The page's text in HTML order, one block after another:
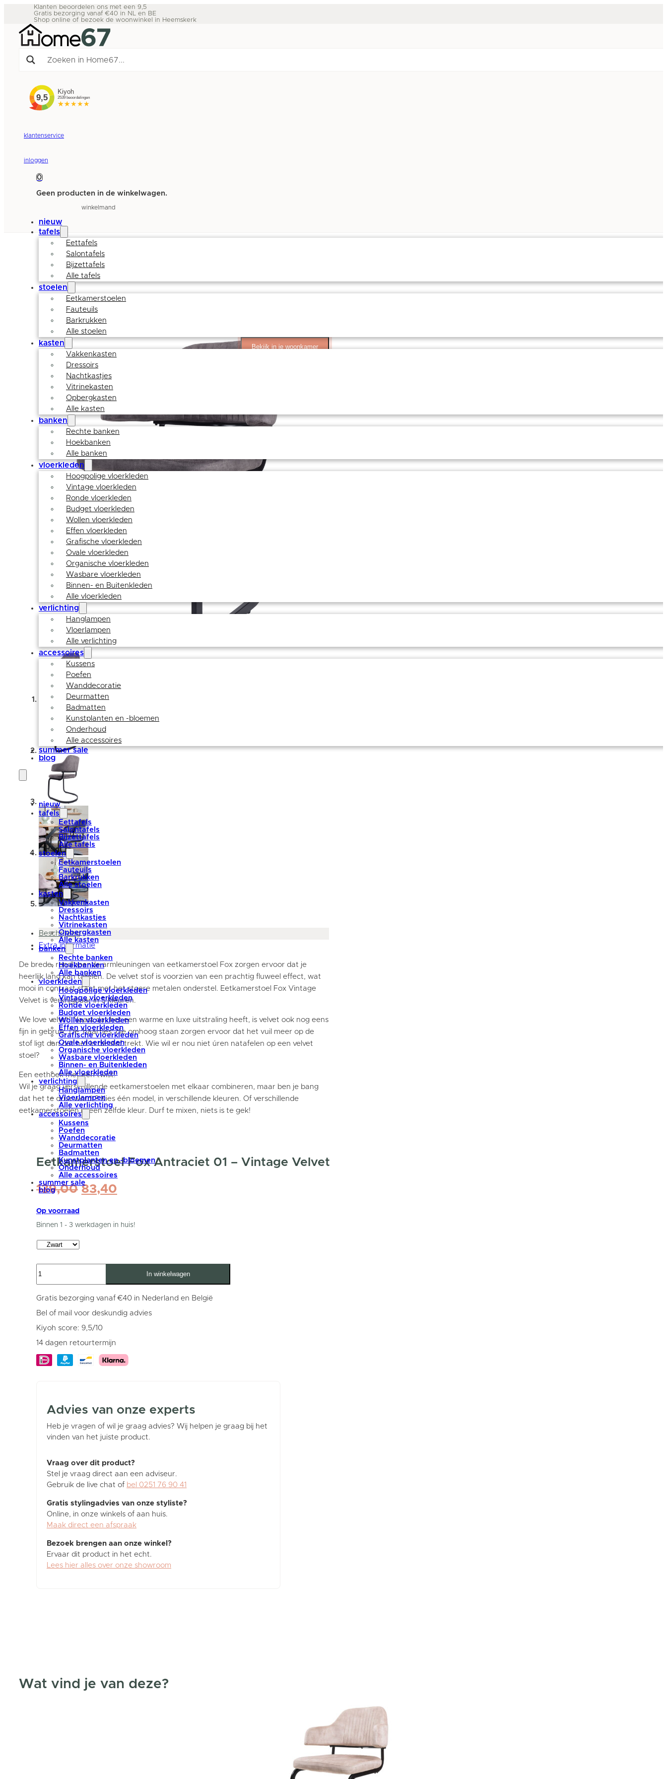
Klanten beoordelen ons met een 9,5
Gratis bezorging vanaf €40 in NL en BE
Shop online of bezoek de woonwinkel in Heemskerk
klantenservice
inloggen
0
Geen producten in de winkelwagen.
winkelmand
nieuw
tafels
Eettafels
Salontafels
Bijzettafels
Alle tafels
stoelen
Eetkamerstoelen
Fauteuils
Barkrukken
Alle stoelen
kasten
Vakkenkasten
Dressoirs
Nachtkastjes
Vitrinekasten
Opbergkasten
Alle kasten
banken
Rechte banken
Hoekbanken
Alle banken
vloerkleden
Hoogpolige vloerkleden
Vintage vloerkleden
Ronde vloerkleden
Budget vloerkleden
Wollen vloerkleden
Effen vloerkleden
Grafische vloerkleden
Ovale vloerkleden
Organische vloerkleden
Wasbare vloerkleden
Binnen- en Buitenkleden
Alle vloerkleden
verlichting
Hanglampen
Vloerlampen
Alle verlichting
accessoires
Kussens
Poefen
Wanddecoratie
Deurmatten
Badmatten
Kunstplanten en -bloemen
Onderhoud
Alle accessoires
summer sale
blog
nieuw
tafels
Eettafels
Salontafels
Bijzettafels
Alle tafels
stoelen
Eetkamerstoelen
Fauteuils
Barkrukken
Alle stoelen
kasten
Vakkenkasten
Dressoirs
Nachtkastjes
Vitrinekasten
Opbergkasten
Alle kasten
banken
Rechte banken
Hoekbanken
Alle banken
vloerkleden
Hoogpolige vloerkleden
Vintage vloerkleden
Ronde vloerkleden
Budget vloerkleden
Wollen vloerkleden
Effen vloerkleden
Grafische vloerkleden
Ovale vloerkleden
Organische vloerkleden
Wasbare vloerkleden
Binnen- en Buitenkleden
Alle vloerkleden
verlichting
Hanglampen
Vloerlampen
Alle verlichting
accessoires
Kussens
Poefen
Wanddecoratie
Deurmatten
Badmatten
Kunstplanten en -bloemen
Onderhoud
Alle accessoires
summer sale
blog
Bekijk in je woonkamer
Beschrijving
Extra informatie
‌De brede, rondlopende armleuningen van eetkamerstoel Fox zorgen ervoor dat je
heerlijk lang kan tafelen. De velvet stof is voorzien van een prachtig fluweel effect, wat
mooi in contrast staat met het stoere metalen onderstel. Eetkamerstoel Fox Vintage
Velvet is verkrijgbaar in 5 kleuren.
We love velvet! Naast dat het een warme en luxe uitstraling heeft, is velvet ook nog eens
fijn in gebruik. De ‘haartjes’ die omhoog staan zorgen ervoor dat het vuil meer op de
stof ligt dan dat het in de stof trekt. Wie wil er nou niet úren natafelen op een velvet
stoel?
Een eethoek met een twist!
Wil je graag verschillende eetkamerstoelen met elkaar combineren, maar ben je bang
dat het te druk wordt? Kies één model, in verschillende kleuren. Of verschillende
eetkamerstoelen in een zelfde kleur. Durf te mixen, niets is te gek!
Eetkamerstoel Fox Antraciet 01 – Vintage Velvet
139,00 Oorspronkelijke
139,00.
83,40
83,40.
Op voorraad
Binnen 1 - 3 werkdagen in huis!
Eetkamerstoel
Fox
-
Velvet
In winkelwagen
Gratis bezorging vanaf €40 in Nederland en België
Bel of mail voor deskundig advies
Kiyoh score: 9,5/10
14 dagen retourtermijn
Advies van onze experts
Heb je vragen of wil je graag advies? Wij helpen je graag bij het
vinden van het juiste product.
Vraag over dit product?
Stel je vraag direct aan een adviseur.
Gebruik de live chat of bel 0251 76 90 41
Gratis stylingadvies van onze styliste?
Online, in onze winkels of aan huis.
Maak direct een afspraak
Bezoek brengen aan onze winkel?
Ervaar dit product in het echt.
Lees hier alles over onze showroom
Wat vind je van deze?